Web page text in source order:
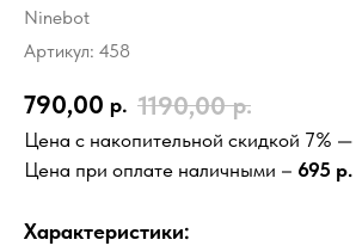
Ninebot
Артикул: 458
790,00 р. 1190,00 р.
Цена с накопительной скидкой 7% —
Цена при оплате наличными – 695 р.
Характеристики: